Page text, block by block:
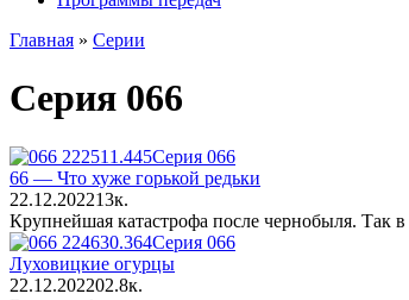
Главная » Серии
Серия 066
Серия 066
66 — Что хуже горькой редьки
22.12.202213к.
Крупнейшая катастрофа после чернобыля. Так
Серия 066
Луховицкие огурцы
22.12.202202.8к.